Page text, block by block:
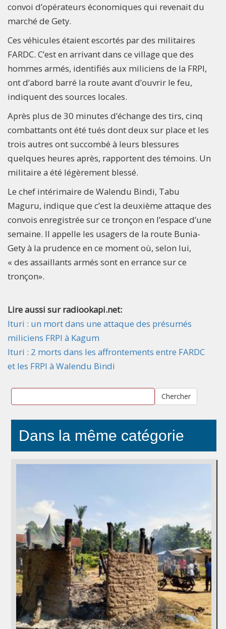
convoi d’opérateurs économiques qui revenait du
marché de Gety.
Ces véhicules étaient escortés par des militaires
FARDC. C’est en arrivant dans ce village que des
hommes armés, identifiés aux miliciens de la FRPI,
ont d’abord barré la route avant d’ouvrir le feu,
indiquent des sources locales.
Après plus de 30 minutes d’échange des tirs, cinq
combattants ont été tués dont deux sur place et les
trois autres ont succombé à leurs blessures
quelques heures après, rapportent des témoins. Un
militaire a été légèrement blessé.
Le chef intérimaire de Walendu Bindi, Tabu
Maguru, indique que c’est la deuxième attaque des
convois enregistrée sur ce tronçon en l’espace d’une
semaine. Il appelle les usagers de la route Bunia-
Gety à la prudence en ce moment où, selon lui,
« des assaillants armés sont en errance sur ce
tronçon».
Lire aussi sur radiookapi.net:
Ituri : un mort dans une attaque des présumés
miliciens FRPI à Kagum
Ituri : 2 morts dans les affrontements entre FARDC
et les FRPI à Walendu Bindi
Chercher
Dans la même catégorie